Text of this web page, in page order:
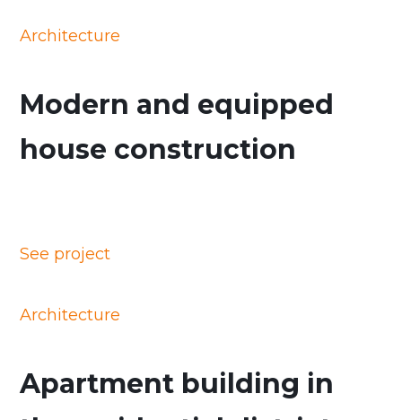
Architecture
Modern and equipped
house construction
See project
Architecture
Apartment building in